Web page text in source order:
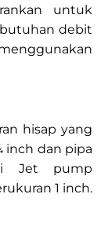
untuk
debit
hisap yang
inch dan pipa
Jet pump
1 inch.